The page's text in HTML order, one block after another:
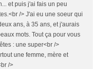
et puis j'ai fais un peu
/> J'ai eu une soeur qui
ans, à 35 ans, et j'aurais
mots. Tout ça pour vous
: une super<br />
une femme, mère et
/>